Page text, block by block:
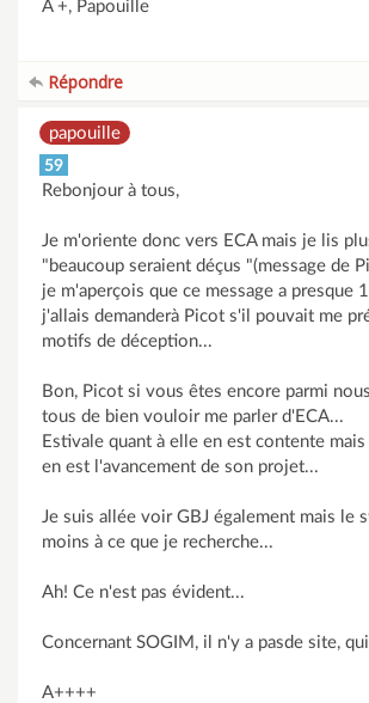
A +, Papouille
Répondre
papouille
59
Rebonjour à tous,
Je m'oriente donc vers ECA mais je lis
"beaucoup seraient déçus "(message de
je m'aperçois que ce message a presque
j'allais demanderà Picot s'il pouvait me
motifs de déception...
Bon, Picot si vous êtes encore parmi
tous de bien vouloir me parler d'ECA...
Estivale quant à elle en est contente
en est l'avancement de son projet...
Je suis allée voir GBJ également mais le
moins à ce que je recherche...
Ah! Ce n'est pas évident...
Concernant SOGIM, il n'y a pasde site,
A++++